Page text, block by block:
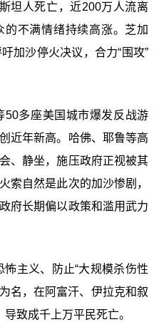
坦人死亡，近200万人流离
不满情绪持续高涨。芝加
加沙停火决议，合力“围攻”
50多座美国城市爆发反战游
近年新高。哈佛、耶鲁等高
、静坐，施压政府正视被其
索自然是此次的加沙惨剧，
府长期偏以政策和滥用武力
主义、防止“大规模杀伤性
名，在阿富汗、伊拉克和叙
致成千上万平民死亡。